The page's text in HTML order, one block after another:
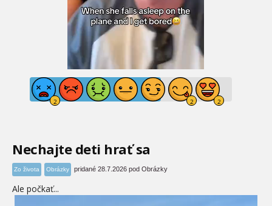
Nechajte deti hrať sa
Zo života Obrázky pridané 28.7.2026 pod Obrázky
Ale počkať...